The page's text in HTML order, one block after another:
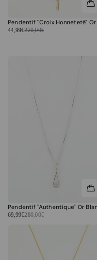
44,99€220,00€
69,99€280,00€